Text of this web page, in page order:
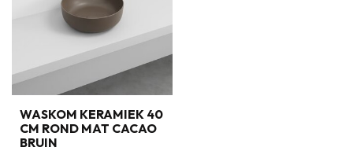
WASKOM KERAMIEK 40
CM ROND MAT CACAO
BRUIN